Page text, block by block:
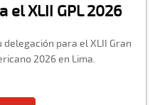
el XLII GPL 2026
delegación para el XLII Gran
2026 en Lima.